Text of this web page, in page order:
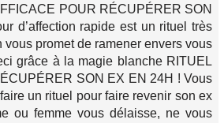
POUR RÉCUPÉRER SON
d’affection rapide est un rituel très
promet de ramener envers vous
grâce à la magie blanche RITUEL
SON EX EN 24H ! Vous
un rituel pour faire revenir son ex
ou femme vous délaisse, ne vous